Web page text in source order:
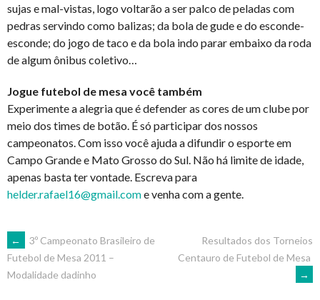
sujas e mal-vistas, logo voltarão a ser palco de peladas com
pedras servindo como balizas; da bola de gude e do esconde-
esconde; do jogo de taco e da bola indo parar embaixo da roda
de algum ônibus coletivo…
Jogue futebol de mesa você também
Experimente a alegria que é defender as cores de um clube por
meio dos times de botão. É só participar dos nossos
campeonatos. Com isso você ajuda a difundir o esporte em
Campo Grande e Mato Grosso do Sul. Não há limite de idade,
apenas basta ter vontade. Escreva para
helder.rafael16@gmail.come venha com a gente.
POST
NAVIGATION
←
3º Campeonato Brasileiro de
Futebol de Mesa 2011 –
Modalidade dadinho
Resultados dos Torneios
Centauro de Futebol de Mesa
→